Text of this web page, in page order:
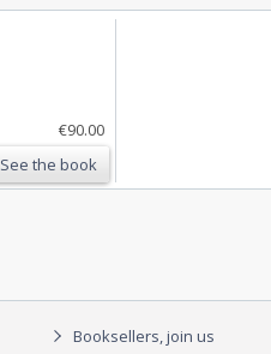
€90.00
See the book
Booksellers, join us